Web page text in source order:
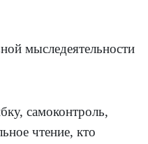
мыследеятельности
самоконтроль,
чтение, кто